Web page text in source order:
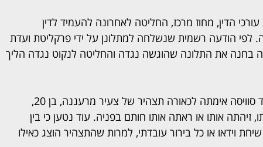
הדין, מחוז מרכז, החליטה לאחרונה להעמיד לדין
לפי הודעה רשמית שנשלחה למתלונן על ידי פרקליטת ועדת
בחנה את התלונה שהוגשה נגדה והחליטה לנקוט נגדה הליך
לפי התלונה שהוגשה לוועדת האתיקה, עו"ד סוויסה אימתה לכאורה תצהיר של צעיר מרעננה, בן 20,
אותו או ראתה אותו חותם בפניה. עוד נטען כי בין
וידאו או כל בירור עובדתי, למרות שהתצהיר הוצג כאילו